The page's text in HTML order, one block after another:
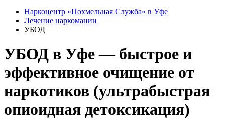
Наркоцентр «Похмельная Служба» в Уфе
Лечение наркомании
УБОД
УБОД в Уфе — быстрое и
эффективное очищение от
наркотиков (ультрабыстрая
опиоидная детоксикация)